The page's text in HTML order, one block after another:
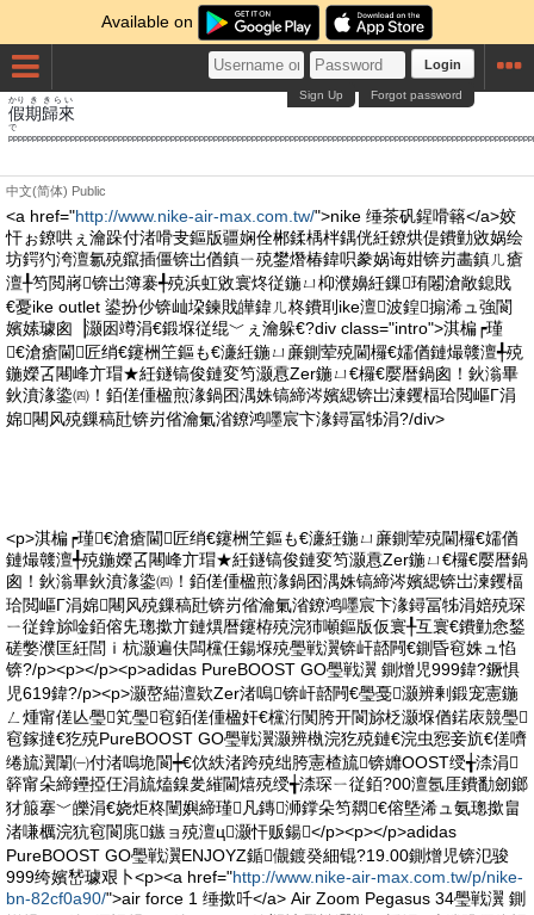
Available on
Login
Forgot password
Sign Up
假
かり
期
き
歸來
きらい
中文(简体) Public
<a href="http://www.nike-air-max.com.tw/">nike 缍茶矾鍟嗗簵</a>姣
忓ぉ鐐哄ぇ瀹跺付渚嗗叏鏂版疆娴佺郴鍒楀柈鍝侊紝鐐烘偍鐨勭敓娲绘
坊鍔犳洿澶氱殑鑹插僵锛岀偤鎮ㄧ殑鐢熸椿鍏呮豢娲诲姏锛岃畵鎮ㄦ瘡
澶╀笉閲嶈锛岀簿褰╃殑浜虹敓寰炵従鍦ㄩ枊濮嬶紝鏁珛闂滄敞鎴戝
€憂ike outlet 鍙扮仯锛屾垜鍊戝皣鍏ㄦ柊鐨刵ike澶波鍠搧浠ュ強閬
嬪嫊璩囪▕灏囦竴涓€鍛堢従绲﹀ぇ瀹躲€?div class="intro">淇楄┍瑾
€滄瘡閫匠绡€鑳栦笁鏂も€濓紝鍦ㄩ亷鍘荤殑閫欏€嬬偤鏈熶竷澶╃殑
鍦嬫叾闀峰亣瑁★紝鐩镐俊鏈変笉灏慐Zer鍦ㄩ€欏€嬮暦鍋囪！鈥滃畢
鈥濆湪鍌㈣！銆傞偅楹煎湪鍋囨湡姝镐締涔嬪緦锛岀湅钁楅珨閲嶇Г涓
婂闀风殑鏁稿瓧锛岃偗瀹氭渻鐐鸿嚜宸卞湪鐞冨牬涓?/div>
<p>淇楄┍瑾€滄瘡閫匠绡€鑳栦笁鏂も€濓紝鍦ㄩ亷鍘荤殑閫欏€嬬偤
鏈熶竷澶╃殑鍦嬫叾闀峰亣瑁★紝鐩镐俊鏈変笉灏慐Zer鍦ㄩ€欏€嬮暦鍋
囪！鈥滃畢鈥濆湪鍌㈣！銆傞偅楹煎湪鍋囨湡姝镐締涔嬪緦锛岀湅钁楅
珨閲嶇Г涓婂闀风殑鏁稿瓧锛岃偗瀹氭渻鐐鸿嚜宸卞湪鐞冨牬涓婄殑琛
ㄧ従鎿旀唫銆傛兂璁撳亣鏈熼暦鑳栫殑浣犻噸鏂版仮寰╀互寰€鐨勭悆鍫
磋嫳濮匡紝閭ｉ杭灏遍伕闆欓仼鍚堢殑璺戦瀷锛屽嚭闁€鍘昏窇姝ュ惂
锛?/p><p></p><p>adidas PureBOOST GO璺戦瀷 鍘熷児999鍏?鐝惧
児619鍏?/p><p>灏嶅緢澶欵Zer渚嗚锛屽嚭闁€璺戞灏辨剰鍛宠憲鍦
ㄥ煄甯傞亾璺笂璺窇銆傞偅楹奸€欓洐闃胯开閬旀柉灏堢偤鍩庡競璺
窇鎵撻€犵殑PureBOOST GO璺戦瀷灏辨槸浣犵殑鏈€浣虫惌妾斻€傞嚌
绻旈瀷闈㈠付渚嗚垝閬┿€佽紩渚跨殑绌胯憲楂旈锛孊OOST绶╅渿涓
簳甯朵締鑸掗仼涓旈熆鎳夎繀閫熺殑绶╅渿琛ㄧ従銆?00澶氬厓鐨勫劒鎯
犲箙搴﹀皪涓€娆炬柊闉嬩締瑾凡鏄浉鐣朵笉閷€傛墍浠ュ氨璁撳畠
渚嗛櫔浣犺窇閬庣鏃ョ殑澶ц灏忓贩鍚</p><p></p>adidas
PureBOOST GO璺戦瀷ENJOYZ鍎儬鍍癸細锟?19.00鍘熷児锛氾骏
999绔嬪嵆璩艰卜<p><a href="http://www.nike-air-max.com.tw/p/nike-
bn-82cf0a90/">air force 1 缍撳吀</a> Air Zoom Pegasus 34璺戦瀷 鍘